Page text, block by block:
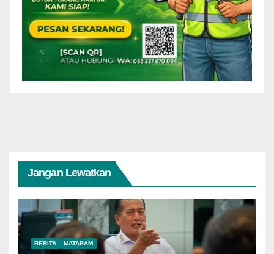
Jangan Lewatkan
BERITA MATARAM